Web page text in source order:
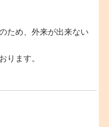
ため、外来が出来ない
ります。